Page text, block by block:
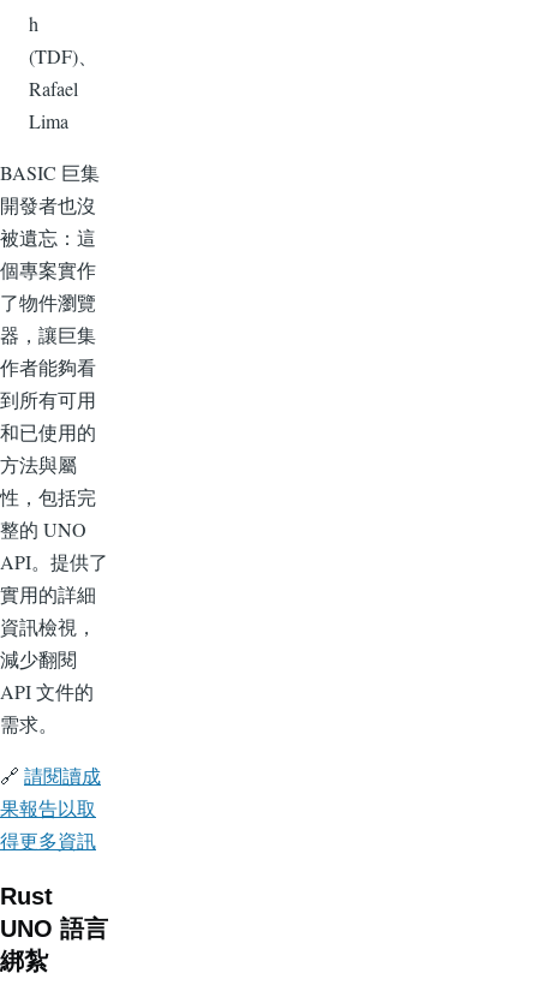
h
(TDF)、
Rafael
Lima
BASIC 巨集
開發者也沒
被遺忘：這
個專案實作
了物件瀏覽
器，讓巨集
作者能夠看
到所有可用
和已使用的
方法與屬
性，包括完
整的 UNO
API。提供了
實用的詳細
資訊檢視，
減少翻閱
API 文件的
需求。
🔗 請閱讀成
果報告以取
得更多資訊
Rust
UNO 語言
綁紮